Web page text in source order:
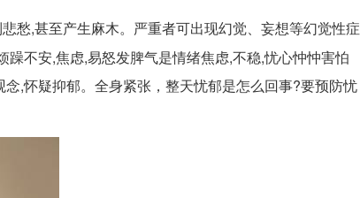
愁,甚至产生麻木。严重者可出现幻觉、妄想等幻觉性症
不安,焦虑,易怒发脾气是情绪焦虑,不稳,忧心忡忡害怕
,怀疑抑郁。全身紧张，整天忧郁是怎么回事?要预防忧